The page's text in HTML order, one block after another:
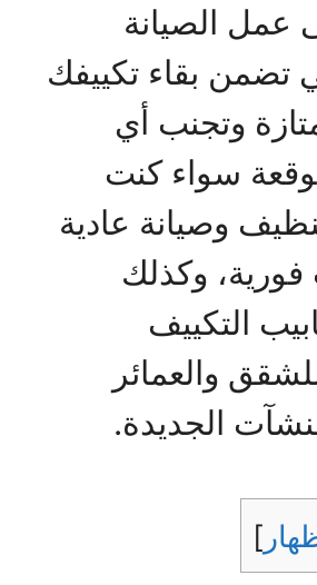
عمل الصيانة
تضمن بقاء تكييفك
وتجنب أي
سواء كنت
وصيانة عادية
فورية، وكذلك
التكييف
والعمائر
الجديدة.
]